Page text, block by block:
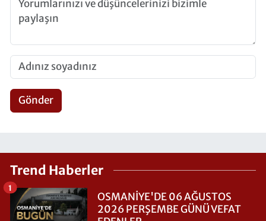
Gönder
Trend Haberler
OSMANİYE'DE 06 AĞUSTOS
2026 PERŞEMBE GÜNÜ VEFAT
1